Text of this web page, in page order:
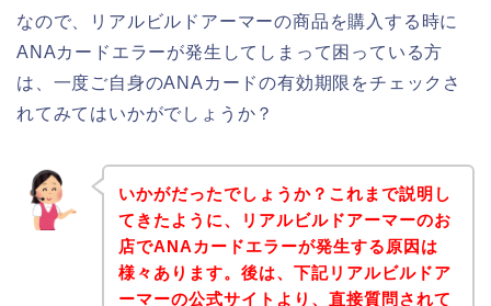
なので、リアルビルドアーマーの商品を購入する時に
ANAカードエラーが発生してしまって困っている方
は、一度ご自身のANAカードの有効期限をチェックさ
れてみてはいかがでしょうか？
いかがだったでしょうか？これまで説明し
てきたように、リアルビルドアーマーのお
店でANAカードエラーが発生する原因は
様々あります。後は、下記リアルビルドア
ーマーの公式サイトより、直接質問されて